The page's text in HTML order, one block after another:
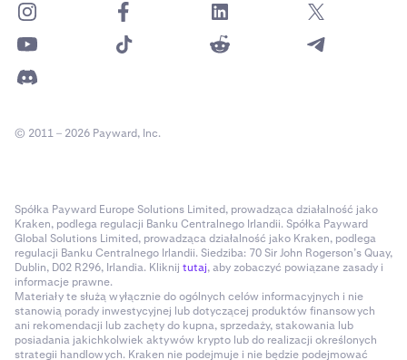
© 2011 – 2026 Payward, Inc.
Spółka Payward Europe Solutions Limited, prowadząca działalność jako
Kraken, podlega regulacji Banku Centralnego Irlandii. Spółka Payward
Global Solutions Limited, prowadząca działalność jako Kraken, podlega
regulacji Banku Centralnego Irlandii. Siedziba: 70 Sir John Rogerson’s Quay,
Dublin, D02 R296, Irlandia. Kliknij tutaj, aby zobaczyć powiązane zasady i
informacje prawne.
Materiały te służą wyłącznie do ogólnych celów informacyjnych i nie
stanowią porady inwestycyjnej lub dotyczącej produktów finansowych
ani rekomendacji lub zachęty do kupna, sprzedaży, stakowania lub
posiadania jakichkolwiek aktywów krypto lub do realizacji określonych
strategii handlowych. Kraken nie podejmuje i nie będzie podejmować